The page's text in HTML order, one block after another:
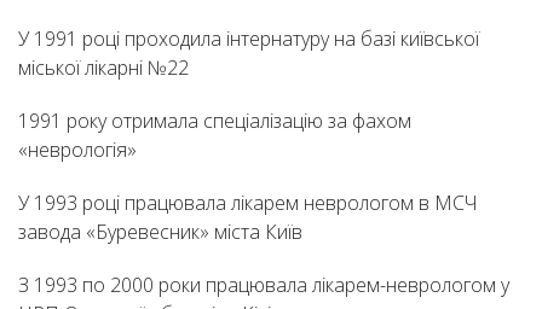
У 1991 році проходила інтернатуру на базі київської
міської лікарні №22
1991 року отримала спеціалізацію за фахом
«неврологія»
У 1993 році працювала лікарем неврологом в МСЧ
завода «Буревесник» міста Київ
З 1993 по 2000 роки працювала лікарем-неврологом у